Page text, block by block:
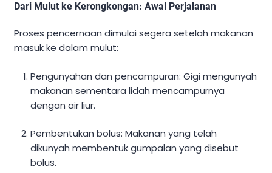
Dari Mulut ke Kerongkongan: Awal Perjalanan
Proses pencernaan dimulai segera setelah makanan
masuk ke dalam mulut:
Pengunyahan dan pencampuran: Gigi mengunyah
makanan sementara lidah mencampurnya
dengan air liur.
Pembentukan bolus: Makanan yang telah
dikunyah membentuk gumpalan yang disebut
bolus.